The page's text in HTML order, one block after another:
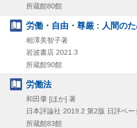
所蔵館80館
労働・自由・尊厳 : 人間の
相澤美智子著
岩波書店 2021.3
所蔵館90館
労働法
和田肇 [ほか] 著
日本評論社 2019.2 第2版 日評ベ
所蔵館83館